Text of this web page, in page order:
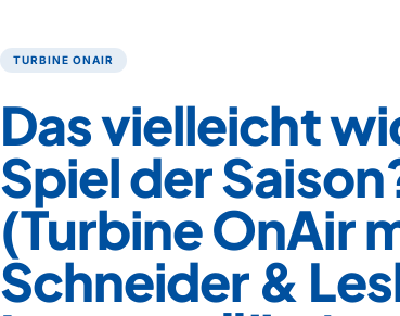
TURBINE ONAIR
Das vielleicht
Spiel der
(Turbine OnAir
Schneider &